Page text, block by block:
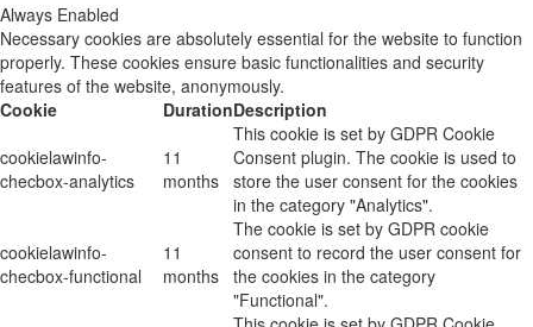
Always Enabled
Necessary cookies are absolutely essential for the website to function
properly. These cookies ensure basic functionalities and security
features of the website, anonymously.
Cookie
DurationDescription
cookielawinfo-
checbox-analytics
11
months
This cookie is set by GDPR Cookie
Consent plugin. The cookie is used to
store the user consent for the cookies
in the category "Analytics".
cookielawinfo-
checbox-functional
11
months
The cookie is set by GDPR cookie
consent to record the user consent for
the cookies in the category
"Functional".